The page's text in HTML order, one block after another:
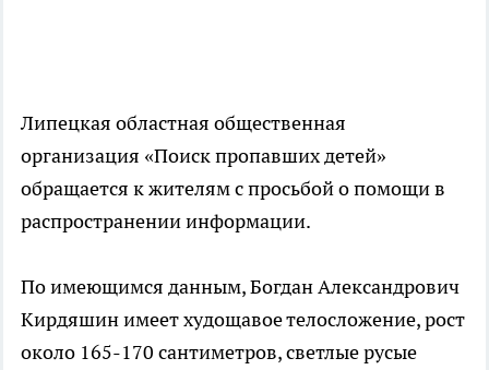
Липецкая областная общественная
организация «Поиск пропавших детей»
обращается к жителям с просьбой о помощи в
распространении информации.
По имеющимся данным, Богдан Александрович
Кирдяшин имеет худощавое телосложение, рост
около 165-170 сантиметров, светлые русые